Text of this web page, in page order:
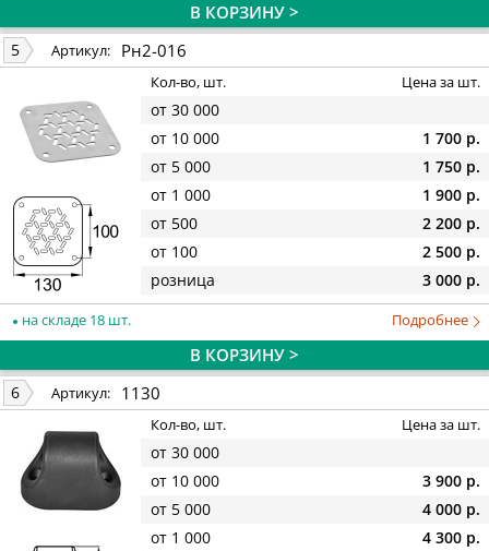
В КОРЗИНУ >
5 Артикул: Рн2-016
Кол-во, шт. Цена за шт.
от 30 000
от 10 000
1 700 р.
от 5 000
1 750 р.
от 1 000
1 900 р.
от 500
2 200 р.
от 100
2 500 р.
розница
3 000 р.
на складе 18 шт. Подробнее
В КОРЗИНУ >
6 Артикул: 1130
Кол-во, шт. Цена за шт.
от 30 000
от 10 000
3 900 р.
от 5 000
4 000 р.
от 1 000
4 300 р.